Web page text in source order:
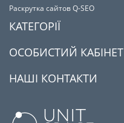
Раскрутка сайтов Q-SEO
КАТЕГОРІЇ
ОСОБИСТИЙ КАБІНЕТ
НАШІ КОНТАКТИ